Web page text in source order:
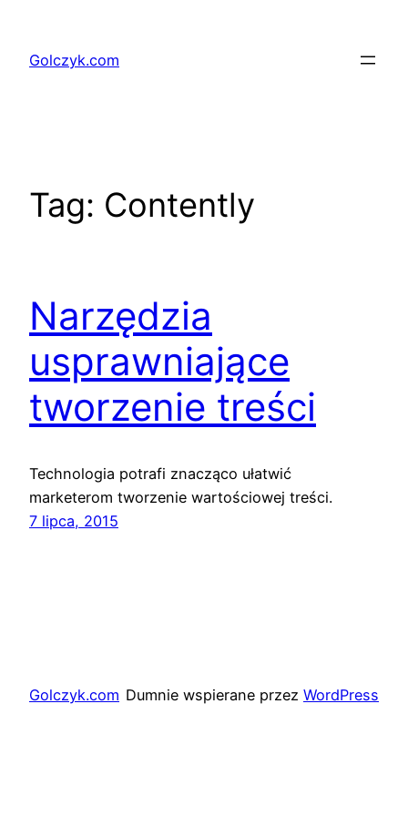
treściGolczyk.com
Tag: Contently
Narzędzia
usprawniające
tworzenie treści
Technologia potrafi znacząco ułatwić
marketerom tworzenie wartościowej treści.
7 lipca, 2015
Golczyk.com Dumnie wspierane przez WordPress